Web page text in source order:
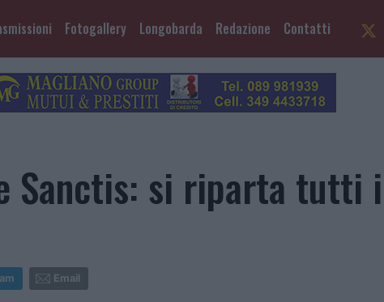
Fotogallery Longobarda Redazione Contatti
Sanctis: si riparta tutti
Email